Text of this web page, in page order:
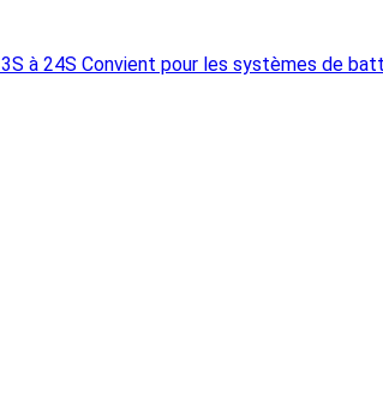
à 24S Convient pour les systèmes de